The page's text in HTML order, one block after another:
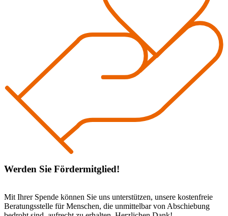
Werden Sie Fördermitglied!
Mit Ihrer Spende können Sie uns unterstützen, unsere kostenfreie
Beratungsstelle für Menschen, die unmittelbar von Abschiebung